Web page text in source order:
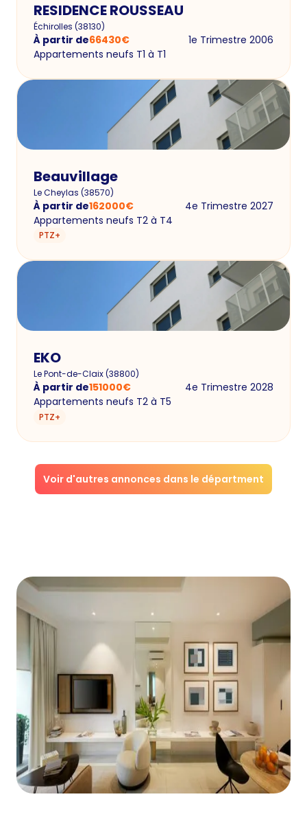
RESIDENCE ROUSSEAU
Échirolles (38130)
À partir de66430€
1e Trimestre 2006
Appartements neufs T1 à T1
Beauvillage
Le Cheylas (38570)
À partir de162000€
4e Trimestre 2027
Appartements neufs T2 à T4
PTZ+
EKO
Le Pont-de-Claix(38800)
À partir de151000€
4e Trimestre 2028
Appartements neufs T2 à T5
PTZ+
Voir d'autres annonces dans le départment